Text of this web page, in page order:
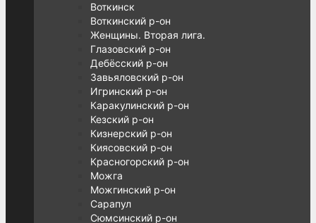
Воткинск
Воткинский р-он
Женщины. Вторая лига.
Глазовский р-он
Дебёсский р-он
Завьяловский р-он
Игринский р-он
Каракулинский р-он
Кезский р-он
Кизнерский р-он
Киясовский р-он
Красногорский р-он
Можга
Можгинский р-он
Сарапул
Сюмсинский р-он